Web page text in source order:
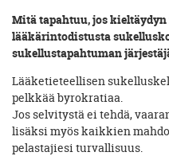
Mitä tapahtuu, jos
lääkärintodistusta
sukellustapahtuman
Lääketieteellisen
pelkkää byrokratiaa.
Jos selvitystä ei tehdä,
lisäksi myös kaikkien
pelastajiesi turvallisuus.